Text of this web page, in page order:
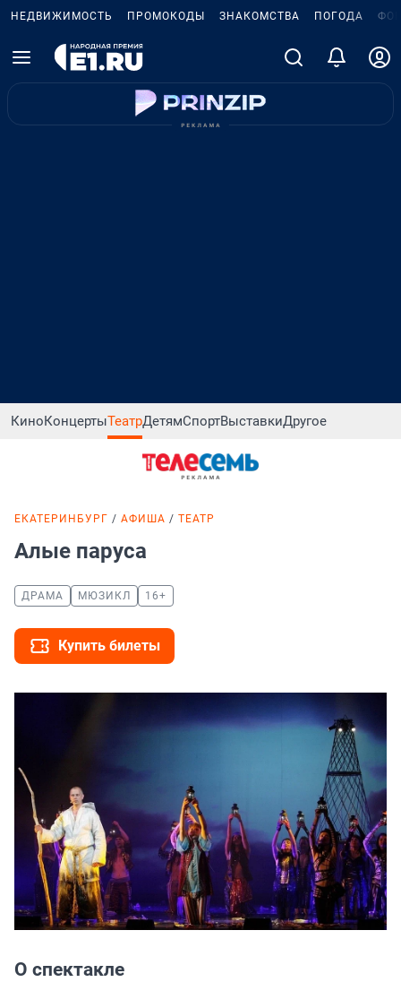
НЕДВИЖИМОСТЬ ПРОМОКОДЫ ЗНАКОМСТВА ПОГОДА
КиноКонцертыТеатрДетямСпортВыставкиДругое
ЕКАТЕРИНБУРГ АФИША ТЕАТР
Алые паруса
ДРАМА МЮЗИКЛ 16+
Купить билеты
О спектакле